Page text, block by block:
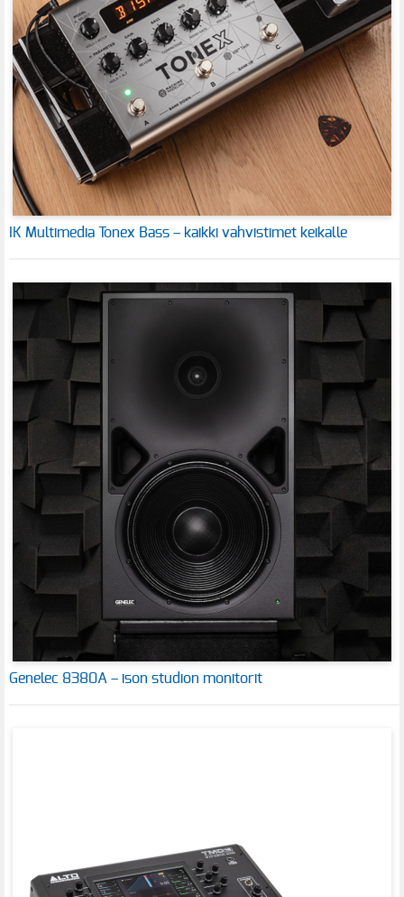
IK Multimedia Tonex Bass – kaikki vahvistimet keikalle
Genelec 8380A – ison studion monitorit